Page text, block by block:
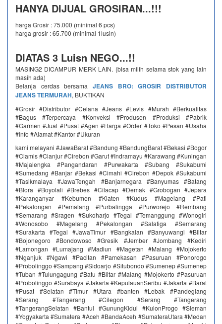
HANYA DIJUAL GROSIRAN...!!!
harga Grosir : 75.000 (minimal 6 pcs)
harga grosir : 65.700 (minimal 1lusin)
DIATAS 3 Luisn NEGO...!!
MASING2 DICAMPUR MERK LAIN. (bisa milih selama stok yang lain
masih ada)
Belanja cerdas bersama JEANS BRO: GROSIR DISTRIBUTOR
JEANS TERMURAH, BUKTIKAN
#Grosir #Distributor #Celana #Jeans #Levis #Murah #Berkualitas
#Bagus #Terpercaya #Konveksi #Produsen #Produksi #Pabrik
#Garmen #Jual #Pusat #Agen #Harga #Order #Toko #Pesan #Usaha
#Info #Alamat #Kantor #Ukuran
kami melayani #JawaBarat #Bandung #BandungBarat #Bekasi #Bogor
#Ciamis #Cianjur #Cirebon #Garut #Indramayu #Karawang #Kuningan
#Majalengka #Pangandaran #Purwakarta #Subang #Sukabumi
#Sumedang #Banjar #Bekasi #Cimahi #Cirebon #Depok #Sukabumi
#Tasikmalaya #JawaTengah #Banjarnegara #Banyumas #Batang
#Blora #Boyolali #Brebes #Cilacap #Demak #Grobogan #Jepara
#Karanganyar #Kebumen #Klaten #Kudus #Magelang #Pati
#Pekalongan #Pemalang #Purbalingga #Purworejo #Rembang
#Semarang #Sragen #Sukoharjo #Tegal #Temanggung #Wonogiri
#Wonosobo #Magelang #Pekalongan #Salatiga #Semarang
#Surakarta #Tegal #JawaTimur #Bangkalan #Banyuwangi #Blitar
#Bojonegoro #Bondowoso #Gresik #Jember #Jombang #Kediri
#Lamongan #Lumajang #Madiun #Magetan #Malang #Mojokerto
#Nganjuk #Ngawi #Pacitan #Pamekasan #Pasuruan #Ponorogo
#Probolinggo #Sampang #Sidoarjo #Situbondo #Sumenep #Sumenep
#Tuban #Tulungagung #Batu #Blitar #Malang #Mojokerto #Pasuruan
#Probolinggo #Surabaya #Jakarta #KepulauanSeribu #Jakarta #Barat
#Pusat #Selatan #Timur #Utara #banten #Lebak #Pandeglang
#Serang #Tangerang #Cilegon #Serang #Tangerang
#TangerangSelatan #Bantul #GunungKidul #KulonProgo #Sleman
#Yogyakarta #Sumatera #Aceh #BandaAceh #SumateraUtara #Medan